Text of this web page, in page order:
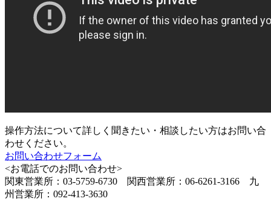
操作方法について詳しく聞きたい・相談したい方はお問い合
わせください。
お問い合わせフォーム
<お電話でのお問い合わせ>
関東営業所：03-5759-6730 関西営業所：06-6261-3166 九
州営業所：092-413-3630